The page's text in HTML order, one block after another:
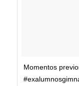
Momentos